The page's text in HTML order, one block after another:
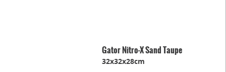
Gator Nitro-X Sand Taupe
32x32x28cm